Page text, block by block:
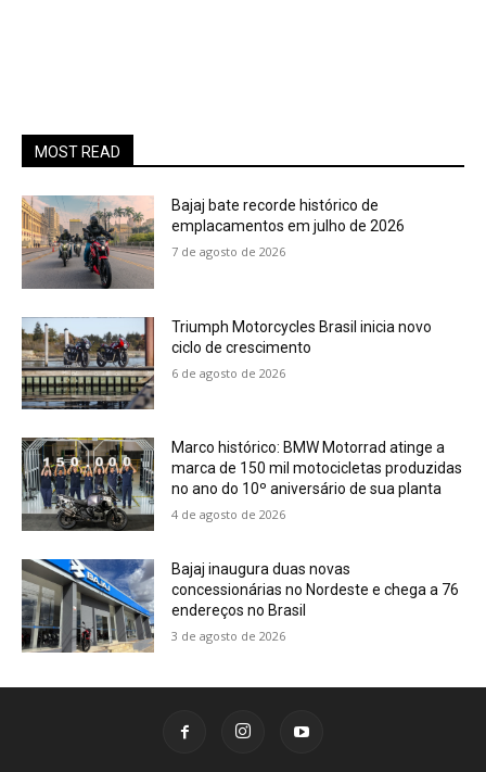
MOST READ
Bajaj bate recorde histórico de
emplacamentos em julho de 2026
7 de agosto de 2026
Triumph Motorcycles Brasil inicia novo
ciclo de crescimento
6 de agosto de 2026
Marco histórico: BMW Motorrad atinge a
marca de 150 mil motocicletas produzidas
no ano do 10º aniversário de sua planta
4 de agosto de 2026
Bajaj inaugura duas novas
concessionárias no Nordeste e chega a 76
endereços no Brasil
3 de agosto de 2026